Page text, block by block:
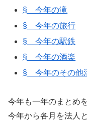
§ 今年の滝
§ 今年の旅行
§ 今年の駅鉄
§ 今年の酒楽
§ 今年のその他
今年も一年のまとめ
今年から各月を法人